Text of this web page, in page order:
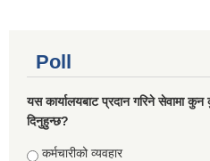
Poll
यस कार्यालयबाट प्रदान गरिने सेवामा कुन
दिनुहुन्छ?
Choices
कर्मचारीको व्यवहार